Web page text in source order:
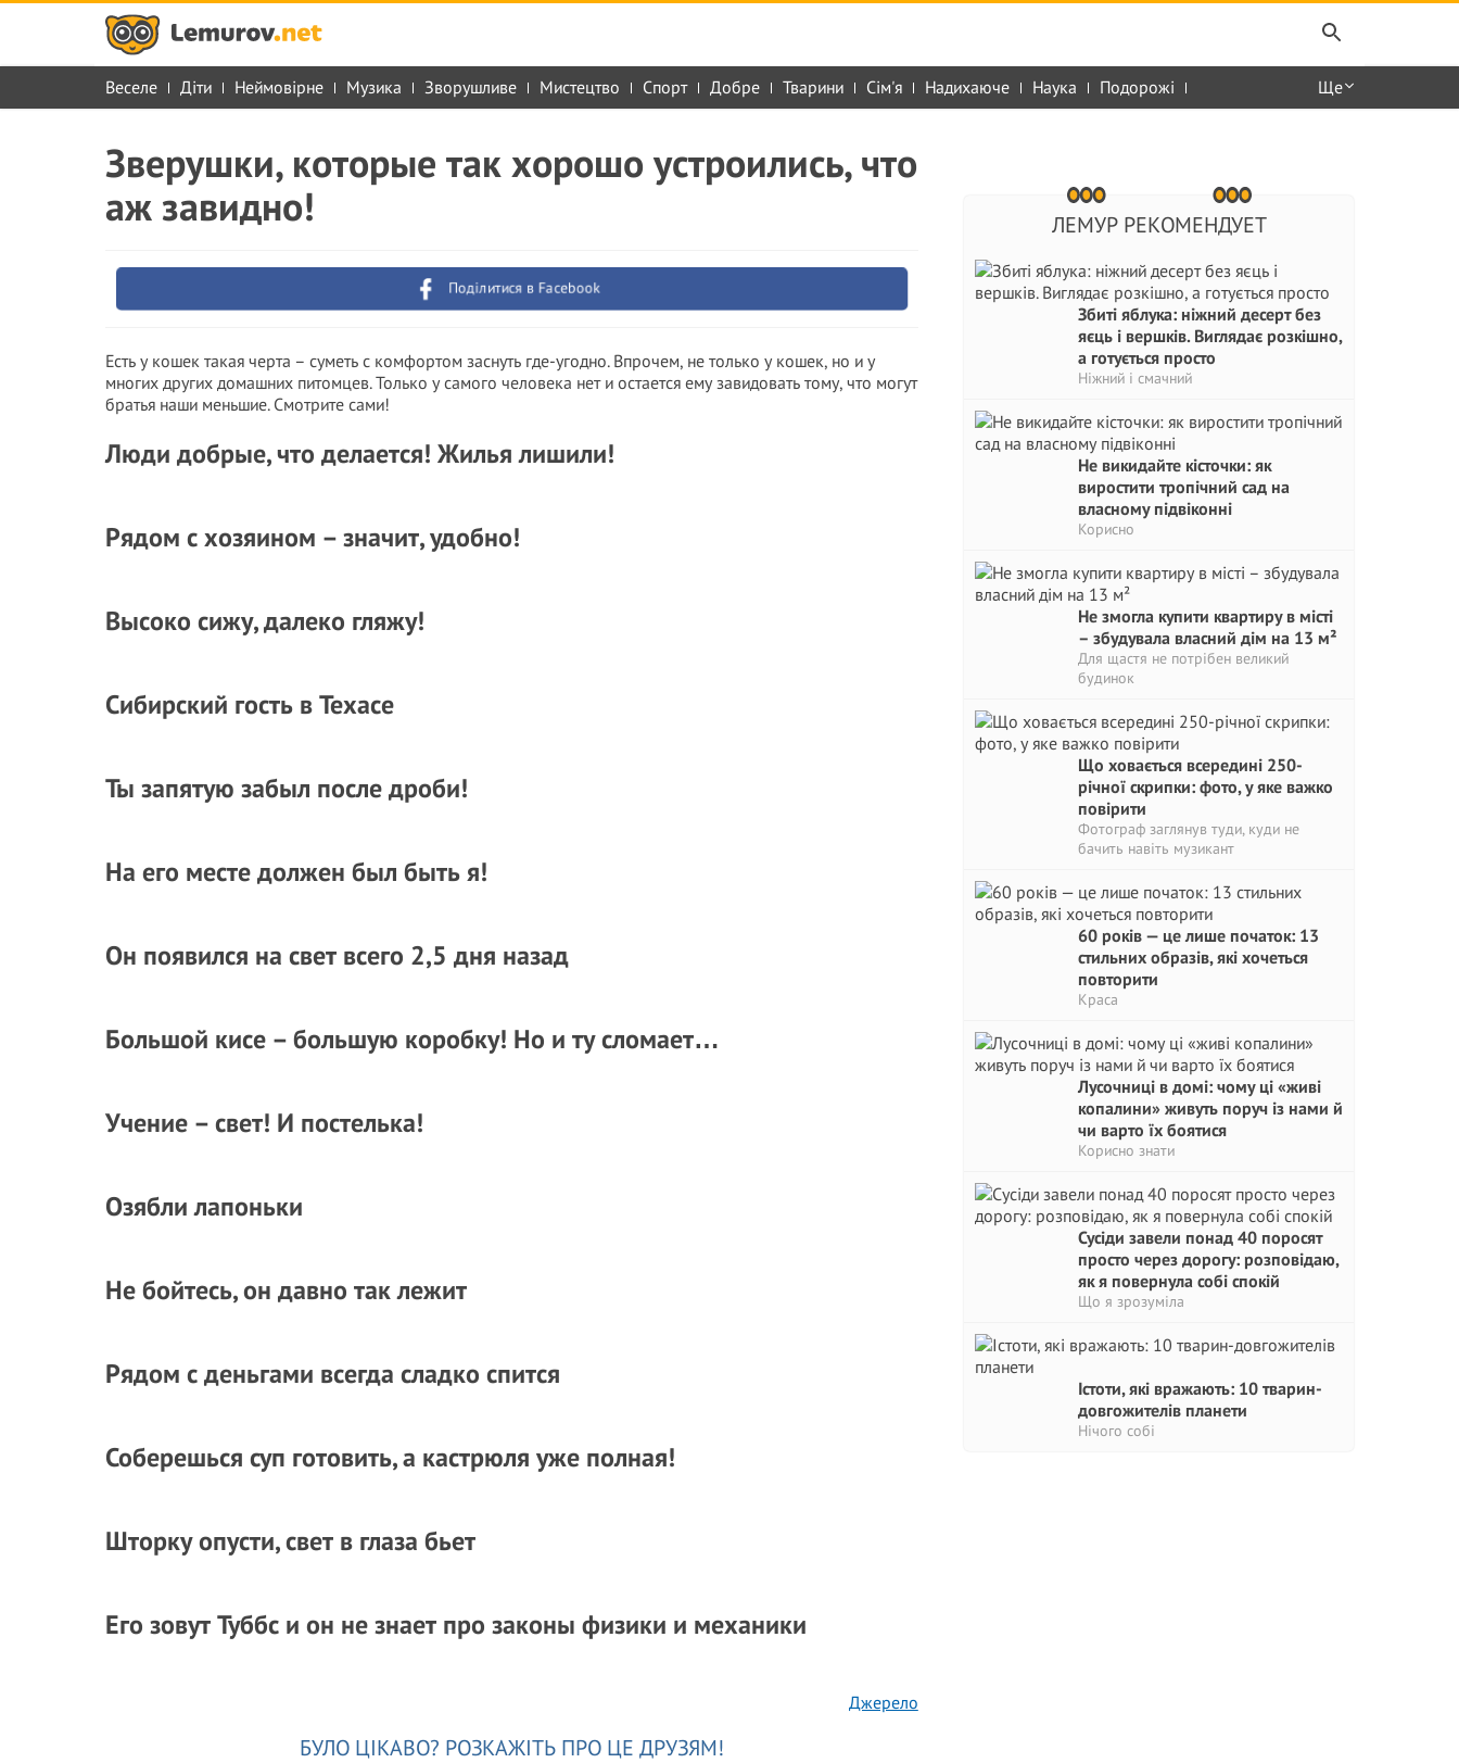
Веселе Діти Неймовірне Музика Зворушливе Мистецтво Спорт Добре Тварини Сім'я Надихаюче Наука Подорожі Ще
ЛЕМУР РЕКОМЕНДУЕТ
Збиті яблука: ніжний десерт без
яєць і вершків. Виглядає розкішно,
а готується просто
Ніжний і смачний
Не викидайте кісточки: як
виростити тропічний сад на
власному підвіконні
Корисно
Не змогла купити квартиру в місті
– збудувала власний дім на 13 м²
Для щастя не потрібен великий
будинок
Що ховається всередині 250-
річної скрипки: фото, у яке важко
повірити
Фотограф заглянув туди, куди не
бачить навіть музикант
60 років — це лише початок: 13
стильних образів, які хочеться
повторити
Краса
Лусочниці в домі: чому ці «живі
копалини» живуть поруч із нами й
чи варто їх боятися
Корисно знати
Сусіди завели понад 40 поросят
просто через дорогу: розповідаю,
як я повернула собі спокій
Що я зрозуміла
Істоти, які вражають: 10 тварин-
довгожителів планети
Нічого собі
Зверушки, которые так хорошо устроились, что
аж завидно!
Поділитися в Facebook
Есть у кошек такая черта – суметь с комфортом заснуть где-угодно. Впрочем, не только у кошек, но и у
многих других домашних питомцев. Только у самого человека нет и остается ему завидовать тому, что могут
братья наши меньшие. Смотрите сами!
Люди добрые, что делается! Жилья лишили!
Рядом с хозяином – значит, удобно!
Высоко сижу, далеко гляжу!
Сибирский гость в Техасе
Ты запятую забыл после дроби!
На его месте должен был быть я!
Он появился на свет всего 2,5 дня назад
Большой кисе – большую коробку! Но и ту сломает…
Учение – свет! И постелька!
Озябли лапоньки
Не бойтесь, он давно так лежит
Рядом с деньгами всегда сладко спится
Соберешься суп готовить, а кастрюля уже полная!
Шторку опусти, свет в глаза бьет
Его зовут Туббс и он не знает про законы физики и механики
Джерело
БУЛО ЦІКАВО? РОЗКАЖІТЬ ПРО ЦЕ ДРУЗЯМ!